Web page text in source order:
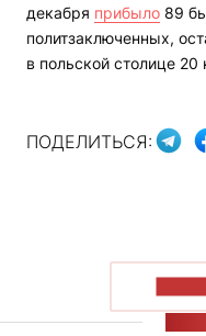
декабря прибыло 89
политзаключенных,
в польской столице
ПОДЕЛИТЬСЯ: